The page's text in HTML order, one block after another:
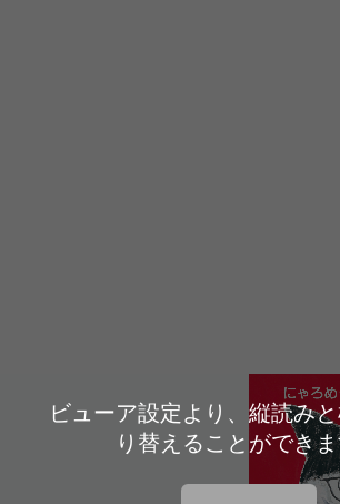
ビューア設定より、縦読み
り替えることができ